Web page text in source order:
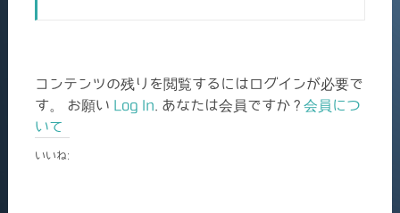
コンテンツの残りを閲覧するにはログインが必要で
す。 お願い Log In . あなたは会員ですか ? 会員につ
いて
いいね: